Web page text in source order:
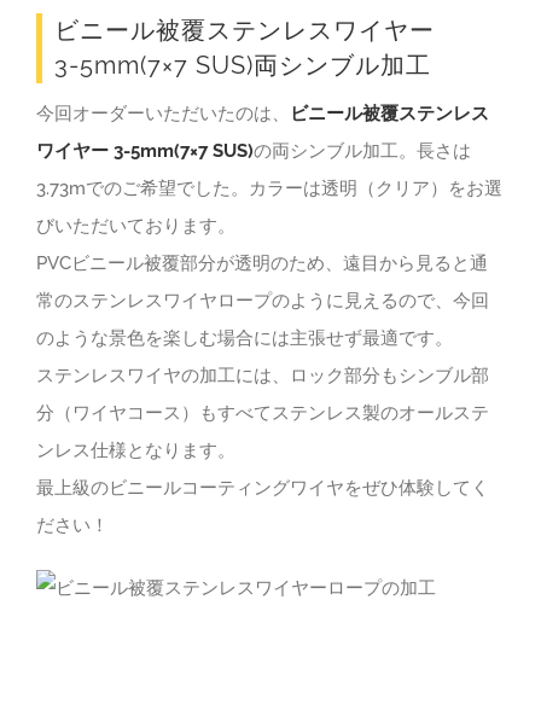
ビニール被覆ステンレスワイヤー
3-5mm(7×7 SUS)両シンブル加工
今回オーダーいただいたのは、
ビニール被覆ステンレス
ワイヤー 3-5mm(7×7 SUS)の両シンブル加工。長さは
3.73mでのご希望でした。カラーは透明（クリア）をお選
びいただいております。
PVCビニール被覆部分が透明のため、遠目から見ると通
常のステンレスワイヤロープのように見えるので、今回
のような景色を楽しむ場合には主張せず最適です。
ステンレスワイヤの加工には、ロック部分もシンブル部
分（ワイヤコース）もすべてステンレス製のオールステ
ンレス仕様となります。
最上級のビニールコーティングワイヤをぜひ体験してく
ださい！